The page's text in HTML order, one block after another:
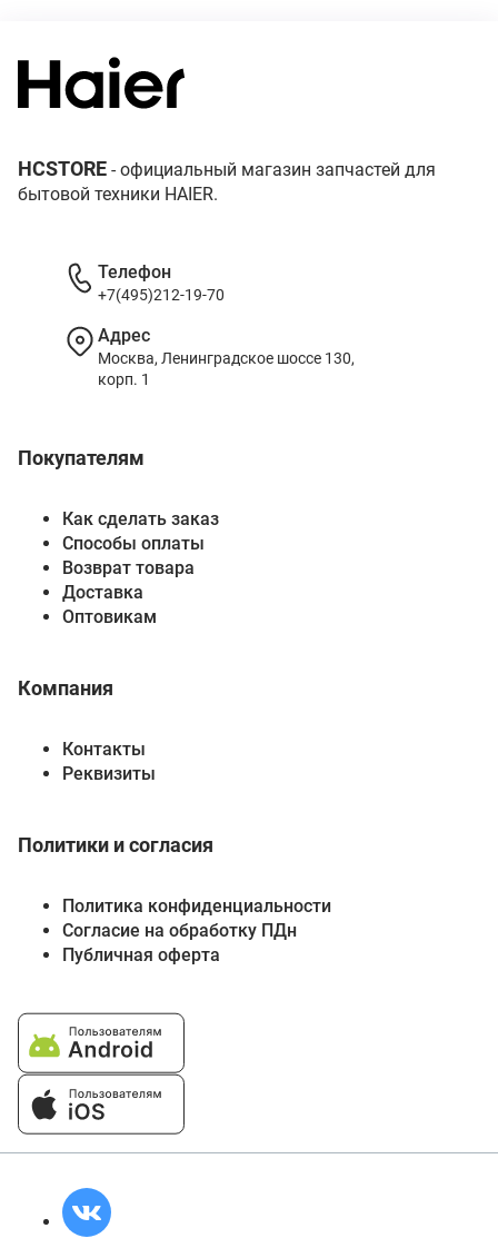
HCSTORE - официальный магазин запчастей для
бытовой техники HAIER.
Покупателям
Как сделать заказ
Способы оплаты
Возврат товара
Доставка
Оптовикам
Компания
Контакты
Реквизиты
Политики и согласия
Политика конфиденциальности
Согласие на обработку ПДн
Публичная оферта
Телефон
+7(495)212-19-70
Адрес
Москва, Ленинградское шоссе 130,
корп. 1